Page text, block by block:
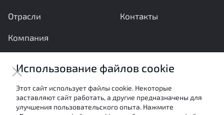
Отрасли
Компания
Контакты
Отправить сообщение
Настоящие материалы являются собственностью
АНО «Межотраслевой экспертный центр» и не могут
Использование файлов cookie
Этот сайт использует файлы cookie. Некоторые
заставляют сайт работать, а другие предназначены для
улучшения пользовательского опыта. Нажмите